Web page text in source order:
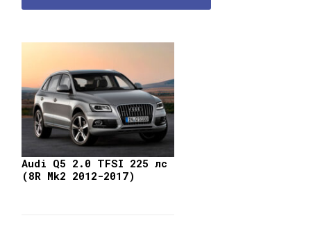
Audi Q5 2.0 TFSI 225 лс
(8R Mk2 2012-2017)